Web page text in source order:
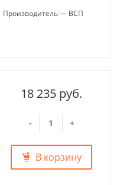
Производитель — ВСП
18 235 руб.
- +
В корзину